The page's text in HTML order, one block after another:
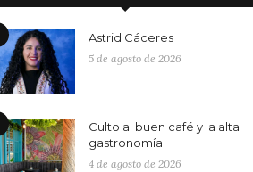
Astrid Cáceres
5 de agosto de 2026
Culto al buen café y la alta
gastronomía
4 de agosto de 2026